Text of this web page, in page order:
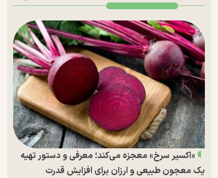
«اکسیر سرخ» معجزه می‌کند؛ معرفی و دستور تهیه
یک معجون طبیعی و ارزان برای افزایش قدرت